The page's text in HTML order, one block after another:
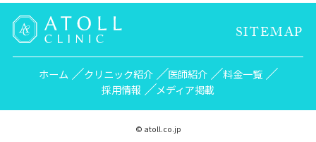
SITEMAP
ホーム クリニック紹介 医師紹介
料金一覧
採用情報
メディア掲載
© atoll.co.jp